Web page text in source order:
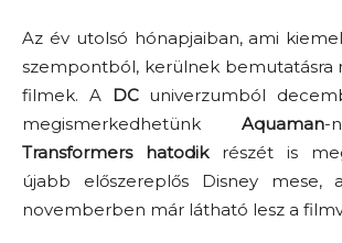
Az év utolsó hónapjaiban, ami
szempontból, kerülnek bemutatásra
filmek. A DCuniverzumból
megismerkedhetünkAquaman-
Transformers hatodikrészét is
újabb előszereplős Disney mese,
novemberben már látható lesz a